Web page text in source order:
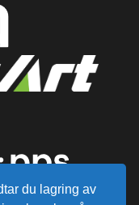
du lagring av